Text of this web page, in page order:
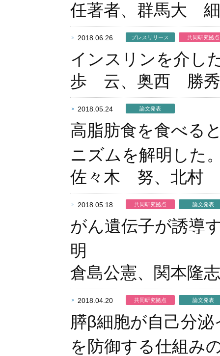
任著者、群馬大 細
2018.06.26 プレスリリース 共同研究拠点
インスリンを介し
歩 云、奥西 勝秀
2018.05.24 論文発表
高脂肪食を食べる
ニズムを解明した
佐々木 努、北村
2018.05.18 共同研究拠点 論文発表
がん遺伝子が誘導
明
倉島公憲、関本隆
2018.04.20 共同研究拠点 論文発表
膵β細胞が自己分
を防御する仕組み